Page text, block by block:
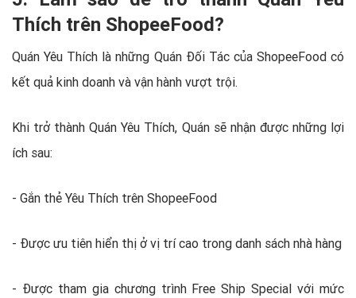
Thích trên ShopeeFood?
Quán Yêu Thích là những Quán Đối Tác của ShopeeFood có
kết quả kinh doanh và vận hành vượt trội.
Khi trở thành Quán Yêu Thích, Quán sẽ nhận được những lợi
ích sau:
- Gắn thẻ Yêu Thích trên ShopeeFood
- Được ưu tiên hiển thị ở vị trí cao trong danh sách nhà hàng
- Được tham gia chương trình Free Ship Special với mức